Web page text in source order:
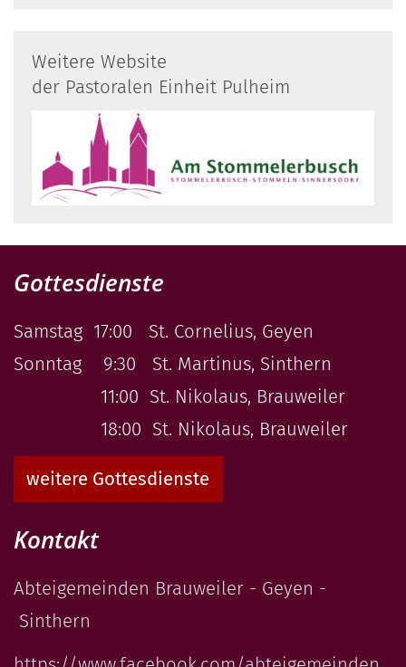
Weitere Website
der Pastoralen Einheit Pulheim
Gottesdienste
Samstag 17:00 St. Cornelius, Geyen
Sonntag 9:30 St. Martinus, Sinthern
11:00 St. Nikolaus, Brauweiler
18:00 St. Nikolaus, Brauweiler
weitere Gottesdienste
Kontakt
Abteigemeinden Brauweiler - Geyen -
Sinthern